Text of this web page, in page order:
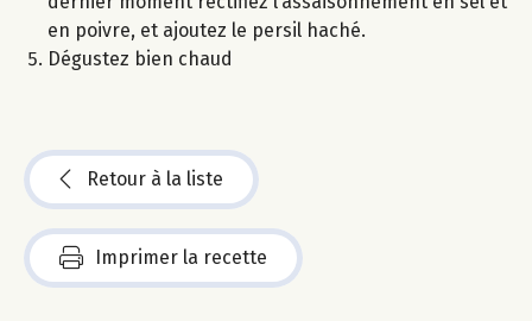
en poivre, et ajoutez le persil haché.
Dégustez bien chaud
Retour à la liste
Imprimer la recette